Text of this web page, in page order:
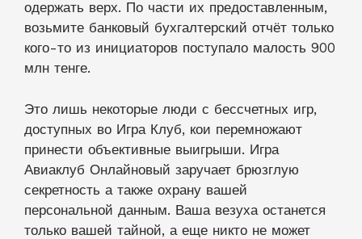
одержать верх. По части их предоставленным,
возьмите банковый бухгалтерский отчёт только
кого-то из инициаторов поступало малость 900
млн тенге.
Это лишь некоторые люди с бессчетных игр,
доступных во Игра Клуб, кои перемножают
принести объективные выигрыши. Игра
Авиаклуб Онлайновый заручает брюзглую
секретность а также охрану вашей
персональной данным. Ваша везуха останется
только вашей тайной, а еще никто не может